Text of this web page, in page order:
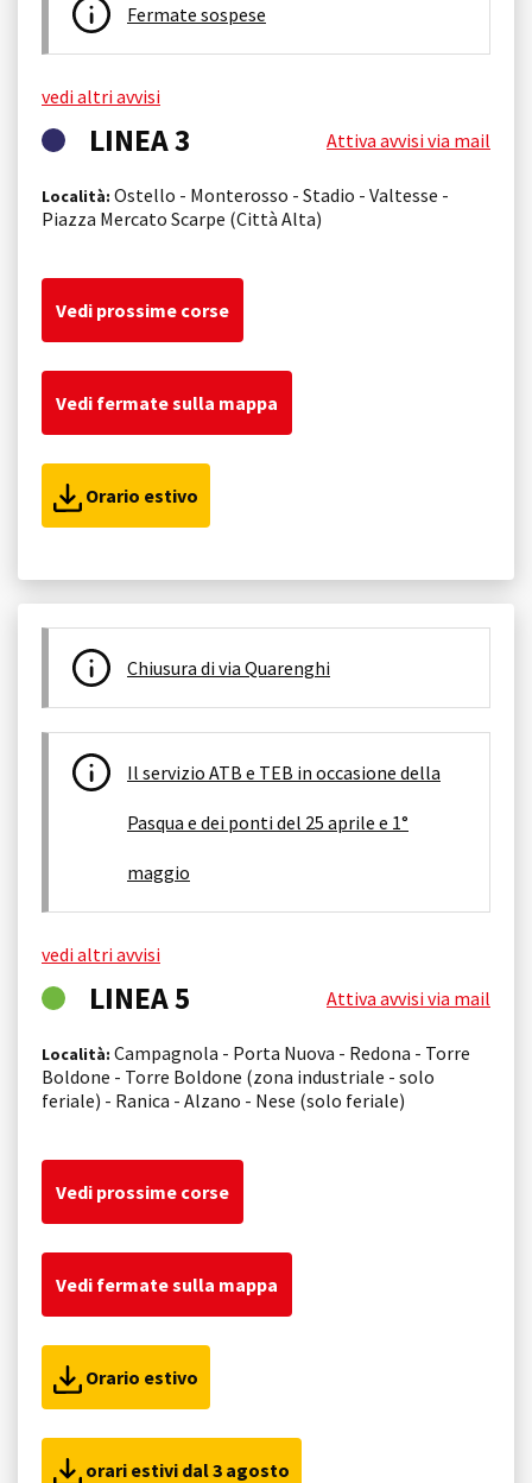
Fermate sospese
vedi altri avvisi
LINEA 3 Attiva avvisi via mail
Località: Ostello - Monterosso - Stadio - Valtesse -
Piazza Mercato Scarpe (Città Alta)
Vedi prossime corse
Vedi fermate sulla mappa
Orario estivo
Chiusura di via Quarenghi
Il servizio ATB e TEB in occasione della
Pasqua e dei ponti del 25 aprile e 1°
maggio
vedi altri avvisi
LINEA 5 Attiva avvisi via mail
Località: Campagnola - Porta Nuova - Redona - Torre
Boldone - Torre Boldone (zona industriale - solo
feriale) - Ranica - Alzano - Nese (solo feriale)
Vedi prossime corse
Vedi fermate sulla mappa
Orario estivo
orari estivi dal 3 agosto